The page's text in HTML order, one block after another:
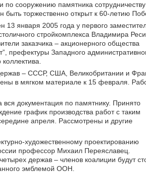
по сооружению памятника сотрудничеству
быть торжественно открыт к 60-летию
января 2005 года у первого
стройкомплекса Владимира
заказчика – акционерного общества
префектуры Западного
– СССР, США, Великобритании и
в мягком материале к 15 февраля.
документация по памятнику. Принято
график производства работ с таким
апреля. Рассмотрены и другие
художественному проектированию
профессор Михаил Переяславец.
держав – членов коалиции будут
эмблемой ООН.